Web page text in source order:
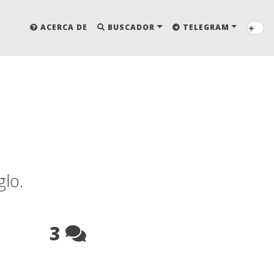
ACERCA DE BUSCADOR TELEGRAM ☀️
3